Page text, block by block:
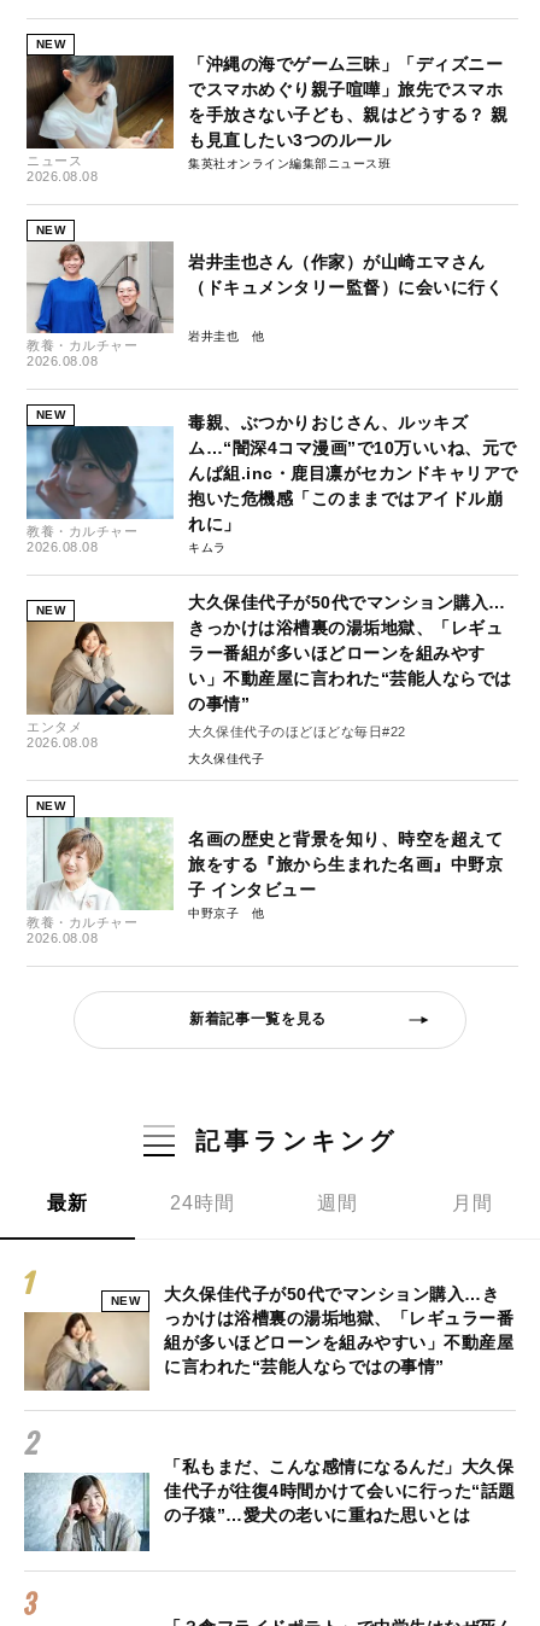
NEW
ニュース
2026.08.08
「沖縄の海でゲーム三昧」「ディズニー
でスマホめぐり親子喧嘩」旅先でスマホ
を手放さない子ども、親はどうする？ 親
も見直したい3つのルール
集英社オンライン編集部ニュース班
NEW
教養・カルチャー
2026.08.08
岩井圭也さん（作家）が山崎エマさん
（ドキュメンタリー監督）に会いに行く
岩井圭也
NEW
教養・カルチャー
2026.08.08
毒親、ぶつかりおじさん、ルッキズ
ム…“闇深4コマ漫画”で10万いいね、元で
んぱ組.inc・鹿目凛がセカンドキャリアで
抱いた危機感「このままではアイドル崩
れに」
キムラ
NEW
エンタメ
2026.08.08
大久保佳代子が50代でマンション購入…
きっかけは浴槽裏の湯垢地獄、「レギュ
ラー番組が多いほどローンを組みやす
い」不動産屋に言われた“芸能人ならでは
の事情”
大久保佳代子のほどほどな毎日#22
大久保佳代子
NEW
教養・カルチャー
2026.08.08
名画の歴史と背景を知り、時空を超えて
旅をする『旅から生まれた名画』中野京
子 インタビュー
中野京子
新着記事一覧を見る
記事ランキング
最新 24時間 週間 月間
NEW
大久保佳代子が50代でマンション購入…き
っかけは浴槽裏の湯垢地獄、「レギュラー番
組が多いほどローンを組みやすい」不動産屋
に言われた“芸能人ならではの事情”
「私もまだ、こんな感情になるんだ」大久保
佳代子が往復4時間かけて会いに行った“話題
の子猿”…愛犬の老いに重ねた思いとは